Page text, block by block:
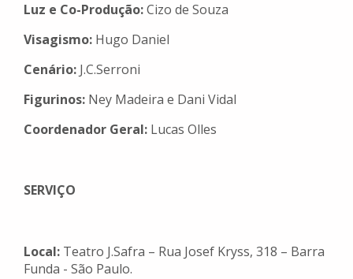
Luz e Co-Produção:Cizo de Souza
Visagismo: Hugo Daniel
Cenário: J.C.Serroni
Figurinos: Ney Madeira e Dani Vidal
Coordenador Geral: Lucas Olles
SERVIÇO
Local: Teatro J.Safra – Rua Josef Kryss, 318 – Barra
Funda - São Paulo.